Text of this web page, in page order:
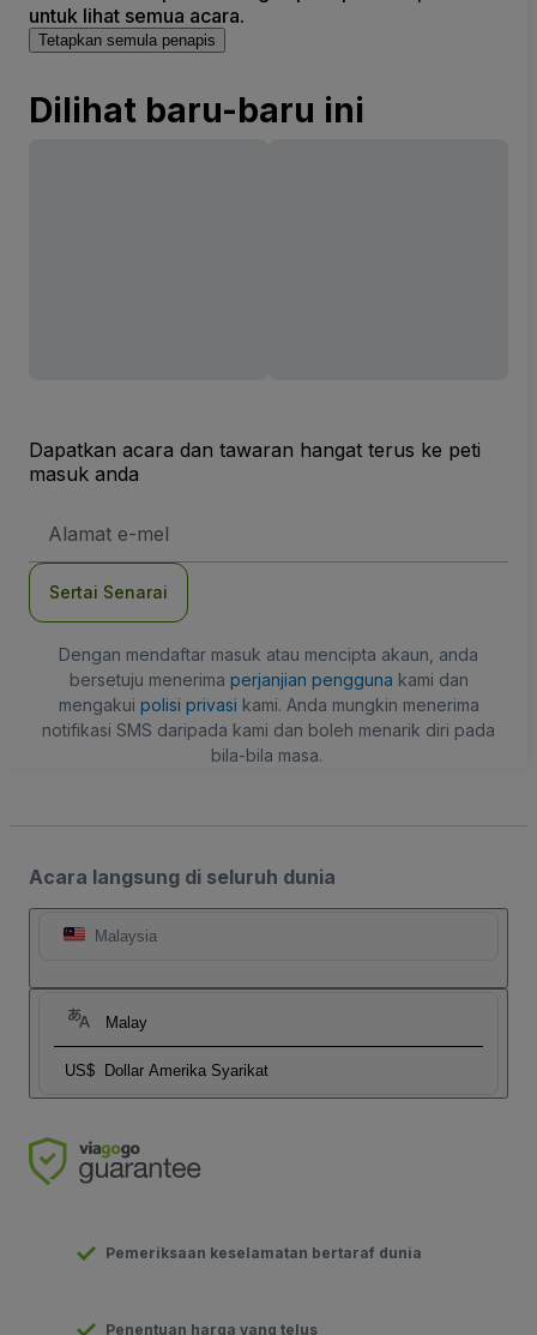
untuk lihat semua acara.
Tetapkan semula penapis
Dilihat baru-baru ini
Dapatkan acara dan tawaran hangat terus ke peti
masuk anda
E-
Sertai Senarai
Dengan mendaftar masuk atau mencipta akaun, anda
bersetuju menerima perjanjian pengguna kami dan
mengakui polisi privasi kami. Anda mungkin menerima
notifikasi SMS daripada kami dan boleh menarik diri pada
bila-bila masa.
Acara langsung di seluruh dunia
Malaysia
Malay
US$ Dollar Amerika Syarikat
Pemeriksaan keselamatan bertaraf dunia
Penentuan harga yang telus